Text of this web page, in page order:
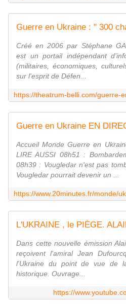
Créé en 2006 par Stéphane
est un portail indépendant
(militaires, économiques,
sur l'esprit de Défen...
Accueil Monde Guerre en
LIRE AUSSI 08h51 :
08h39 : Vougledar n'est pas
Vougledar pourrait devenir un ...
Dans cette nouvelle émission
reçoivent l'amiral Jean
l'Ukraine du point de vue de
historique. Ouvrage...
https://